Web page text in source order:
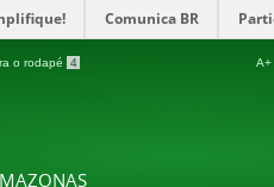
Comunica BR
o rodapé 4 A+